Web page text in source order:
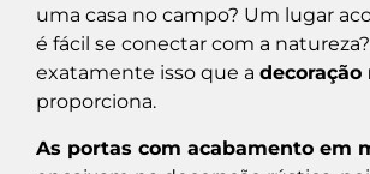
uma casa no campo? Um lugar
é fácil se conectar com a
exatamente isso que a decoração
proporciona.
As portas com acabamento em